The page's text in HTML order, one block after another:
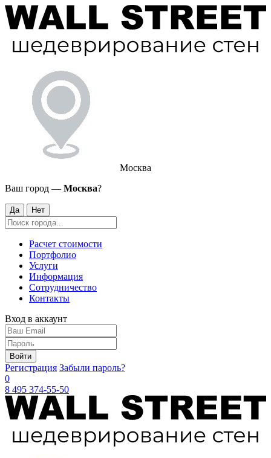
Москва
Ваш город — Москва?
Да Нет
Расчет стоимости
Портфолио
Услуги
Информация
Сотрудничество
Контакты
Вход в аккаунт
Войти
Регистрация Забыли пароль?
0
8 495 374-55-50